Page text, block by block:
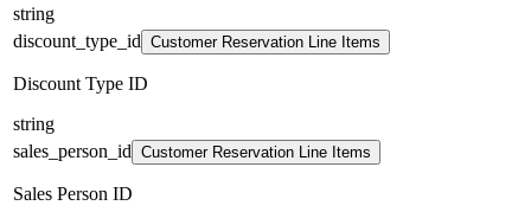
string
discount_type_id Customer Reservation Line Items
Discount Type ID
string
sales_person_id Customer Reservation Line Items
Sales Person ID